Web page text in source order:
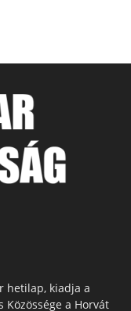
hetilap, kiadja a
Közössége a Horvát